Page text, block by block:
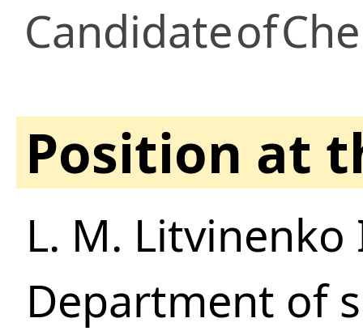
Candidateof
Position at
L. M.
Department of